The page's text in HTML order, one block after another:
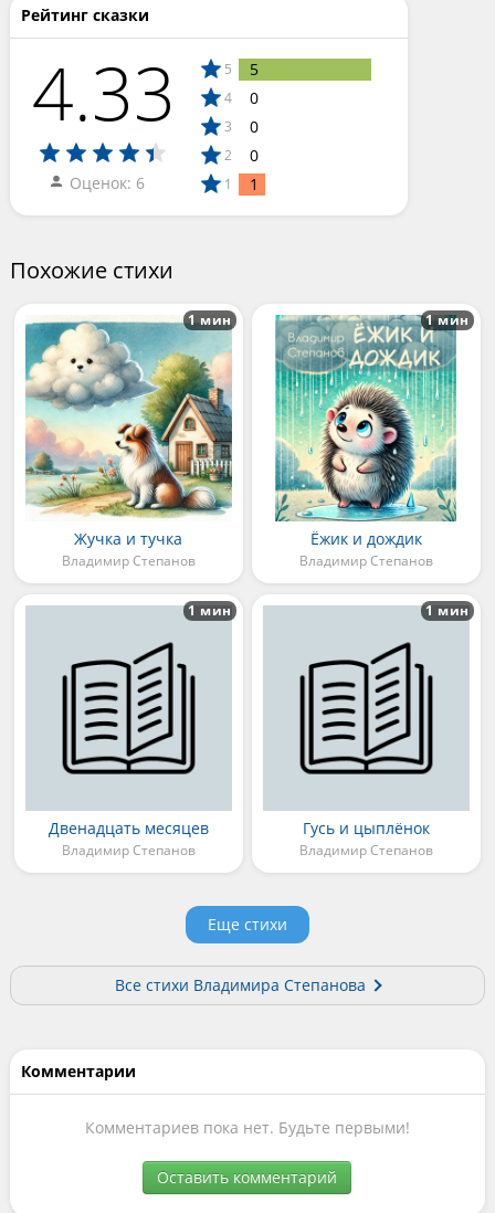
Рейтинг сказки
4.33
Оценок: 6
5 5
4 0
3 0
2 0
1 1
Похожие стихи
Жучка и тучка
Владимир Степанов
1 мин
Ёжик и дождик
Владимир Степанов
1 мин
Двенадцать месяцев
Владимир Степанов
1 мин
Гусь и цыплёнок
Владимир Степанов
1 мин
Еще стихи
Все стихи Владимира Степанова
Комментарии
Комментариев пока нет. Будьте первыми!
Оставить комментарий